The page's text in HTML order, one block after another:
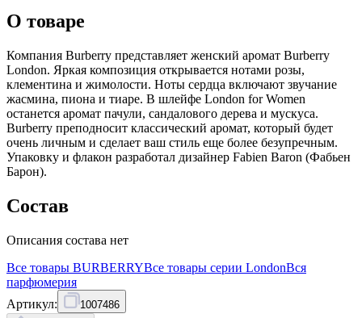
О товаре
Компания Burberry представляет женский аромат Burberry
London. Яркая композиция открывается нотами розы,
клементина и жимолости. Ноты сердца включают звучание
жасмина, пиона и тиаре. В шлейфе London for Women
останется аромат пачули, сандалового дерева и мускуса.
Burberry преподносит классический аромат, который будет
очень личным и сделает ваш стиль еще более безупречным.
Упаковку и флакон разработал дизайнер Fabien Baron (Фабьен
Барон).
Состав
Описания состава нет
Все товары BURBERRYВсе товары серии LondonВся
парфюмерия
Артикул:
1007486